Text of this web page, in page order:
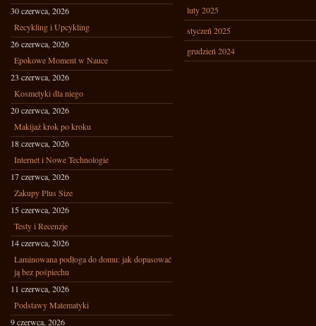
30 czerwca, 2026
Recykling i Upcykling
26 czerwca, 2026
Epokowe Moment w Nauce
23 czerwca, 2026
Kosmetyki dla niego
20 czerwca, 2026
Makijaż krok po kroku
18 czerwca, 2026
Internet i Nowe Technologie
17 czerwca, 2026
Zakupy Plus Size
15 czerwca, 2026
Testy i Recenzje
14 czerwca, 2026
Laminowana podłoga do domu: jak dopasować
ją bez pośpiechu
11 czerwca, 2026
Podstawy Matematyki
9 czerwca, 2026
luty 2025
styczeń 2025
grudzień 2024